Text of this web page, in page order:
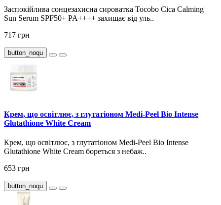
Заспокійлива сонцезахисна сироватка Tocobo Cica Calming
Sun Serum SPF50+ PA++++ захищає від уль..
717 грн
button_noqu
Крем, що освітлює, з глутатіоном Medi-Peel Bio Intense
Glutathione White Cream
Крем, що освітлює, з глутатіоном Medi-Peel Bio Intense
Glutathione White Cream бореться з небаж..
653 грн
button_noqu